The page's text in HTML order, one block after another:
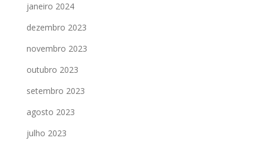
janeiro 2024
dezembro 2023
novembro 2023
outubro 2023
setembro 2023
agosto 2023
julho 2023